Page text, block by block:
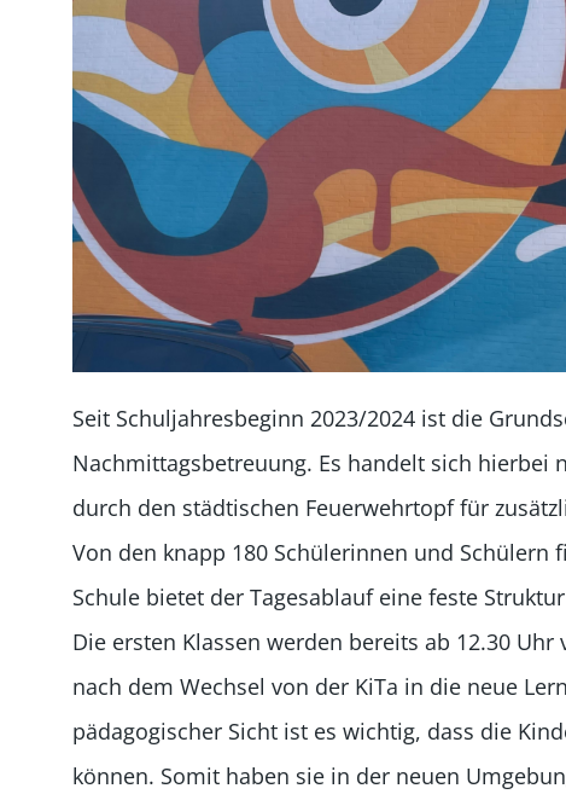
Seit Schuljahresbeginn 2023/2024 ist die
Nachmittagsbetreuung. Es handelt sich hierbei
durch den städtischen Feuerwehrtopf für
Von den knapp 180 Schülerinnen und
Schule bietet der Tagesablauf eine feste
Die ersten Klassen werden bereits ab 12.30
nach dem Wechsel von der KiTa in die neue
pädagogischer Sicht ist es wichtig, dass die
können. Somit haben sie in der neuen